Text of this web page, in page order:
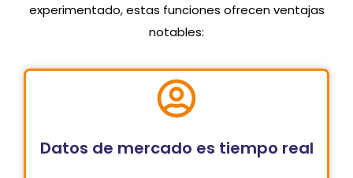
experimentado, estas funciones ofrecen ventajas
notables:
Datos de mercado es tiempo real